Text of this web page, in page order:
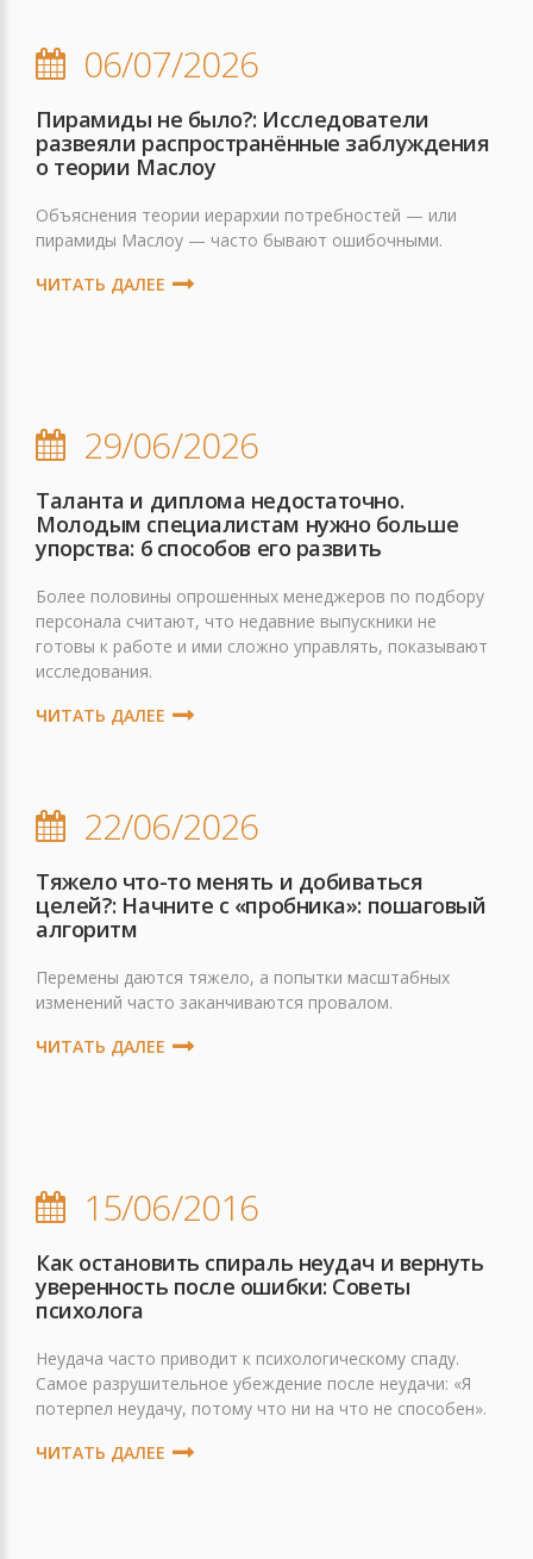
06/07/2026
Пирамиды не было?: Исследователи
развеяли распространённые заблуждения
о теории Маслоу
Объяснения теории иерархии потребностей — или
пирамиды Маслоу — часто бывают ошибочными.
ЧИТАТЬ ДАЛЕЕ
29/06/2026
Таланта и диплома недостаточно.
Молодым специалистам нужно больше
упорства: 6 способов его развить
Более половины опрошенных менеджеров по подбору
персонала считают, что недавние выпускники не
готовы к работе и ими сложно управлять, показывают
исследования.
ЧИТАТЬ ДАЛЕЕ
22/06/2026
Тяжело что-то менять и добиваться
целей?: Начните с «пробника»: пошаговый
алгоритм
Перемены даются тяжело, а попытки масштабных
изменений часто заканчиваются провалом.
ЧИТАТЬ ДАЛЕЕ
15/06/2016
Как остановить спираль неудач и вернуть
уверенность после ошибки: Советы
психолога
Неудача часто приводит к психологическому спаду.
Cамое разрушительное убеждение после неудачи: «Я
потерпел неудачу, потому что ни на что не способен».
ЧИТАТЬ ДАЛЕЕ